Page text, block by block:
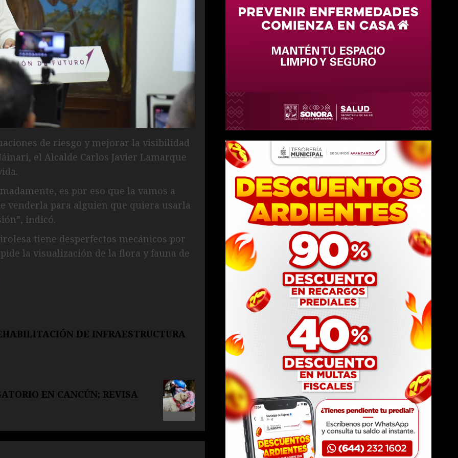
de riesgo y mejorar la visibilidad
el Alcalde Carlos Javier Lamarque
es por eso que la vamos a
venderla para alguien que quiera usarla
indicó.
tiene desperfectos mecánicos por
la visualización de la flora y fauna de
DE INFRAESTRUCTURA
EN CANCÚN; REVISA